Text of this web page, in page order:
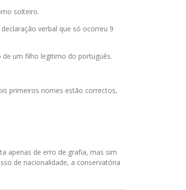
solteiro.
verbal que só ocorreu 9
um filho legitimo do português.
primeiros nomes estão correctos,
apenas de erro de grafia, mas sim
de nacionalidade, a conservatória